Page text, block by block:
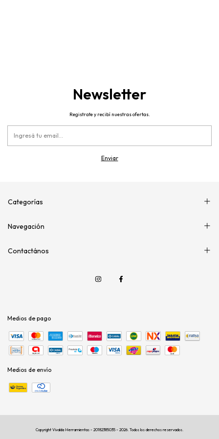
Newsletter
Registrate y recibí nuestras ofertas.
Categorías
Navegación
Contactános
Medios de pago
Medios de envío
Copyright Vivalda Herramientas - 20182385035 - 2026. Todos los derechos reservados.